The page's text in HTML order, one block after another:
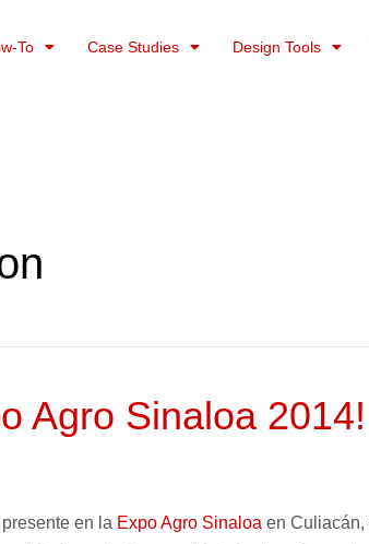
To Case Studies Design Tools
Agro Sinaloa 2014!
en la Expo Agro Sinaloa en Culiacán,